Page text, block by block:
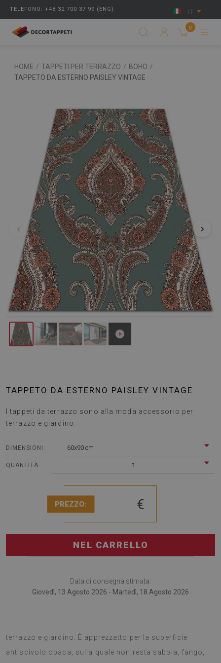
TELEFONO: +48 32 700 37 99 (ENG)
0
HOME / TAPPETI PER TERRAZZO / BOHO /
TAPPETO DA ESTERNO PAISLEY VINTAGE
‹ ›
TAPPETO DA ESTERNO PAISLEY VINTAGE
I tappeti da terrazzo sono alla moda accessorio per
terrazzo e giardino.
DIMENSIONI: 60x90 cm
QUANTITÀ: 1
PREZZO: €
NEL CARRELLO
Data di consegna stimata:
Giovedì, 13 Agosto 2026 - Martedì, 18 Agosto 2026
terrazzo e giardino. È apprezzatto per la superficie
antiscivolo opaca, sulla quale non resta sabbia, fango,